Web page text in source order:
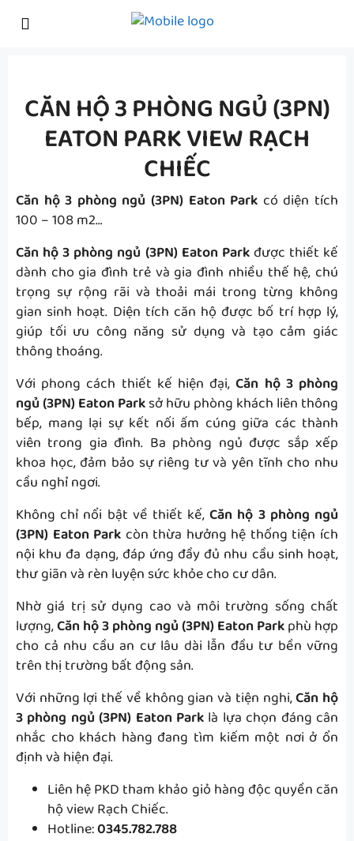
CĂN HỘ 3 PHÒNG NGỦ (3PN)
EATON PARK VIEW RẠCH
CHIẾC
Căn hộ 3 phòng ngủ (3PN) Eaton Park có diện tích
100 – 108 m2…
Căn hộ 3 phòng ngủ (3PN) Eaton Parkđược thiết kế
dành cho gia đình trẻ và gia đình nhiều thế hệ, chú
trọng sự rộng rãi và thoải mái trong từng không
gian sinh hoạt. Diện tích căn hộ được bố trí hợp lý,
giúp tối ưu công năng sử dụng và tạo cảm giác
thông thoáng.
Với phong cách thiết kế hiện đại,Căn hộ 3 phòng
ngủ (3PN) Eaton Parksở hữu phòng khách liên thông
bếp, mang lại sự kết nối ấm cúng giữa các thành
viên trong gia đình. Ba phòng ngủ được sắp xếp
khoa học, đảm bảo sự riêng tư và yên tĩnh cho nhu
cầu nghỉ ngơi.
Không chỉ nổi bật về thiết kế,Căn hộ 3 phòng ngủ
(3PN) Eaton Park còn thừa hưởng hệ thống tiện ích
nội khu đa dạng, đáp ứng đầy đủ nhu cầu sinh hoạt,
thư giãn và rèn luyện sức khỏe cho cư dân.
Nhờ giá trị sử dụng cao và môi trường sống chất
lượng,Căn hộ 3 phòng ngủ (3PN) Eaton Parkphù hợp
cho cả nhu cầu an cư lâu dài lẫn đầu tư bền vững
trên thị trường bất động sản.
Với những lợi thế về không gian và tiện nghi,Căn hộ
3 phòng ngủ (3PN) Eaton Park là lựa chọn đáng cân
nhắc cho khách hàng đang tìm kiếm một nơi ở ổn
định và hiện đại.
Liên hệ PKD tham khảo giỏ hàng độc quyền căn
hộ view Rạch Chiếc.
Hotline:0345.782.788